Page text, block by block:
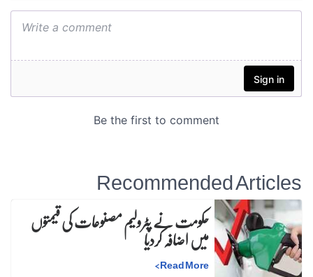
Recommended Articles
حکومت نے پٹرولیم مصنوعات کی قیمتوں
میں اضافہ کردیا
Read More
>